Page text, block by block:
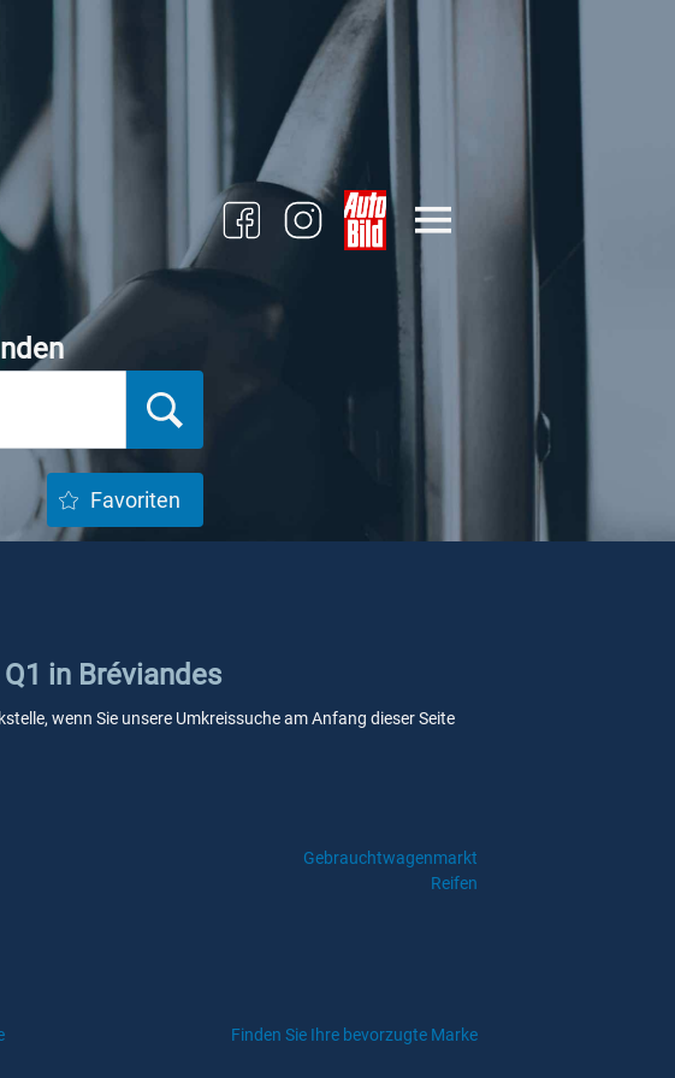
Favoriten
in Bréviandes
wenn Sie unsere Umkreissuche am Anfang dieser Seite
Gebrauchtwagenmarkt
Reifen
Finden Sie Ihre bevorzugte Marke